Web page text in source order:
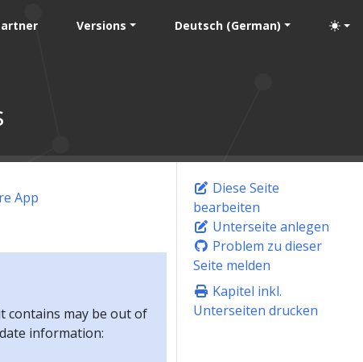
Versions Deutsch (German)
Diese Seite
bearbeiten
Unterseite anlegen
Problem zu dieser
Seite melden
Kapitel inkl.
Unterseiten drucken
App
contains may be out of
information: